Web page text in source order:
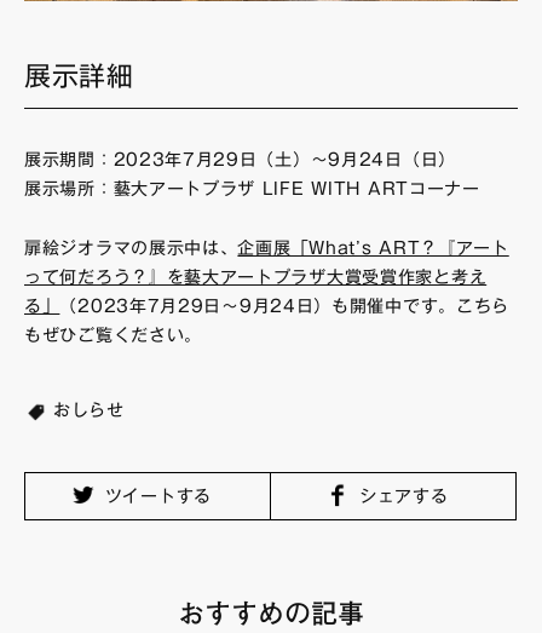
展示詳細
展示期間：2023年7月29日（土）〜9月24日（日）
展示場所：藝大アートプラザ LIFE WITH ARTコーナー
扉絵ジオラマの展示中は、企画展「What’s ART？『アート
って何だろう？』を藝大アートプラザ大賞受賞作家と考え
る」
（2023年7月29日〜9月24日）も開催中です。こちら
もぜひご覧ください。
おしらせ
ツイートする シェアする
おすすめの記事